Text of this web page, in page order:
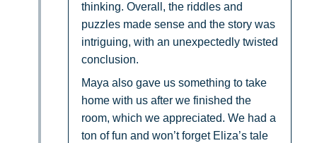
thinking. Overall, the riddles and
puzzles made sense and the story was
intriguing, with an unexpectedly twisted
conclusion.
Maya also gave us something to take
home with us after we finished the
room, which we appreciated. We had a
ton of fun and won’t forget Eliza’s tale